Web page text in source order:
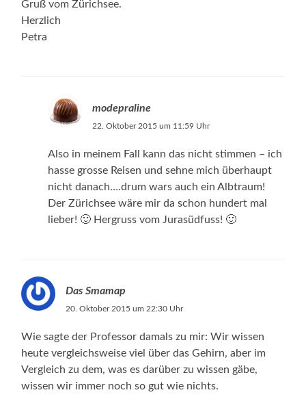
Gruß vom Zürichsee.
Herzlich
Petra
modepraline
22. Oktober 2015 um 11:59 Uhr
Also in meinem Fall kann das nicht stimmen – ich
hasse grosse Reisen und sehne mich überhaupt
nicht danach….drum wars auch ein Albtraum!
Der Zürichsee wäre mir da schon hundert mal
lieber! 🙂 Hergruss vom Jurasüdfuss! 🙂
Das Smamap
20. Oktober 2015 um 22:30 Uhr
Wie sagte der Professor damals zu mir: Wir wissen
heute vergleichsweise viel über das Gehirn, aber im
Vergleich zu dem, was es darüber zu wissen gäbe,
wissen wir immer noch so gut wie nichts.